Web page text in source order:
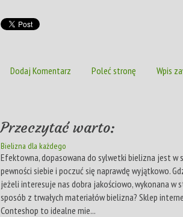
Dodaj Komentarz Poleć stronę Wpis
Przeczytać warto:
Bielizna dla każdego
Efektowna, dopasowana do sylwetki bielizna jest w
pewności siebie i poczuć się naprawdę wyjątkowo.
jeżeli interesuje nas dobra jakościowo, wykonana w
sposób z trwałych materiałów bielizna? Sklep
Conteshop to idealne mie...